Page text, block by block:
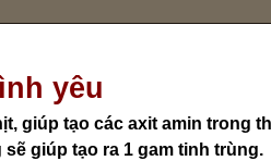
yêu
giúp tạo các axit amin trong
giúp tạo ra 1 gam tinh trùng.